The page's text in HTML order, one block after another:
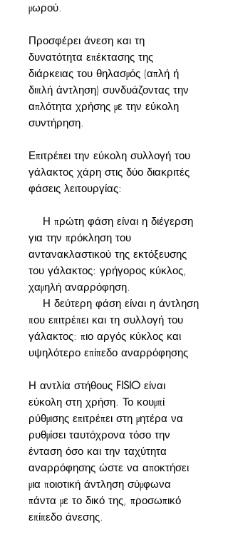
μωρού.
Προσφέρει άνεση και τη
δυνατότητα επέκτασης της
διάρκειας του θηλασμός (απλή ή
διπλή άντληση) συνδυάζοντας την
απλότητα χρήσης με την εύκολη
συντήρηση.
Επιτρέπει την εύκολη συλλογή του
γάλακτος χάρη στις δύο διακριτές
φάσεις λειτουργίας:
Η πρώτη φάση είναι η διέγερση
για την πρόκληση του
αντανακλαστικού της εκτόξευσης
του γάλακτος: γρήγορος κύκλος,
χαμηλή αναρρόφηση.
Η δεύτερη φάση είναι η άντληση
που επιτρέπει και τη συλλογή του
γάλακτος: πιο αργός κύκλος και
υψηλότερο επίπεδο αναρρόφησης
Η αντλία στήθους FISIO είναι
εύκολη στη χρήση. Το κουμπί
ρύθμισης επιτρέπει στη μητέρα να
ρυθμίσει ταυτόχρονα τόσο την
ένταση όσο και την ταχύτητα
αναρρόφησης ώστε να αποκτήσει
μια ποιοτική άντληση σύμφωνα
πάντα με το δικό της, προσωπικό
επίπεδο άνεσης.